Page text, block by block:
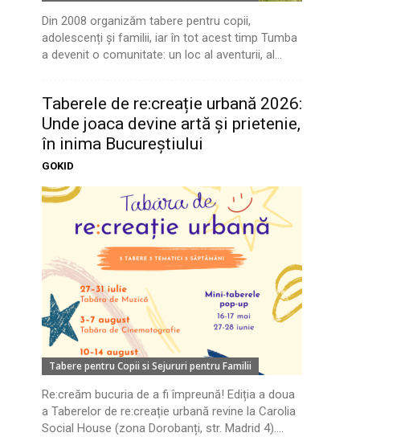
Din 2008 organizăm tabere pentru copii,
adolescenți și familii, iar în tot acest timp Tumba
a devenit o comunitate: un loc al aventurii, al...
Taberele de re:creație urbană 2026:
Unde joaca devine artă și prietenie,
în inima Bucureștiului
GOKID
Tabere pentru Copii si Sejururi pentru Familii
Re:creăm bucuria de a fi împreună! Ediția a doua
a Taberelor de re:creație urbană revine la Carolia
Social House (zona Dorobanți, str. Madrid 4)....